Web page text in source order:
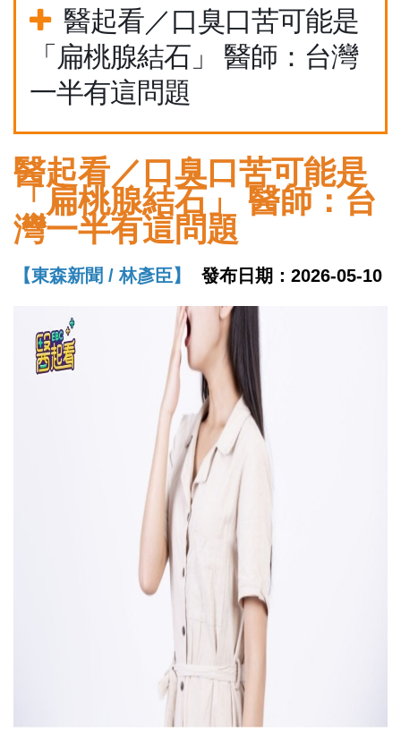
醫起看／口臭口苦可能是
「扁桃腺結石」 醫師：台灣
一半有這問題
醫起看／口臭口苦可能是
「扁桃腺結石」 醫師：台
灣一半有這問題
【東森新聞 / 林彥臣】 發布日期：2026-05-10